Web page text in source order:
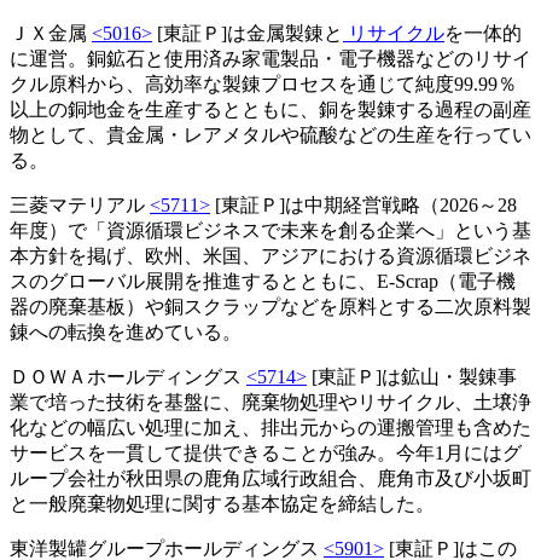
ＪＸ金属 <5016> [東証Ｐ]は金属製錬と リサイクルを一体的
に運営。銅鉱石と使用済み家電製品・電子機器などのリサイ
クル原料から、高効率な製錬プロセスを通じて純度99.99％
以上の銅地金を生産するとともに、銅を製錬する過程の副産
物として、貴金属・レアメタルや硫酸などの生産を行ってい
る。
三菱マテリアル <5711> [東証Ｐ]は中期経営戦略（2026～28
年度）で「資源循環ビジネスで未来を創る企業へ」という基
本方針を掲げ、欧州、米国、アジアにおける資源循環ビジネ
スのグローバル展開を推進するとともに、E-Scrap（電子機
器の廃棄基板）や銅スクラップなどを原料とする二次原料製
錬への転換を進めている。
ＤＯＷＡホールディングス <5714> [東証Ｐ]は鉱山・製錬事
業で培った技術を基盤に、廃棄物処理やリサイクル、土壌浄
化などの幅広い処理に加え、排出元からの運搬管理も含めた
サービスを一貫して提供できることが強み。今年1月にはグ
ループ会社が秋田県の鹿角広域行政組合、鹿角市及び小坂町
と一般廃棄物処理に関する基本協定を締結した。
東洋製罐グループホールディングス <5901> [東証Ｐ]はこの